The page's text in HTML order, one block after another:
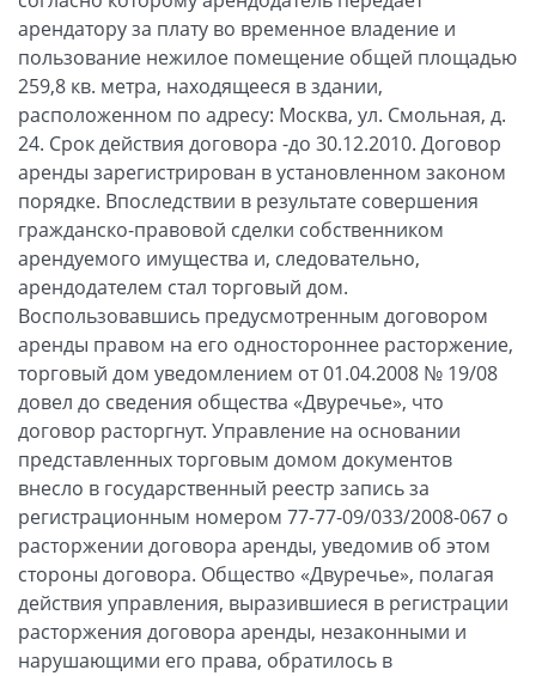
арендатору за плату во временное владение и
пользование нежилое помещение общей площадью
259,8 кв. метра, находящееся в здании,
расположенном по адресу: Москва, ул. Смольная, д.
24. Срок действия договора -до 30.12.2010. Договор
аренды зарегистрирован в установленном законом
порядке. Впоследствии в результате совершения
гражданско-правовой сделки собственником
арендуемого имущества и, следовательно,
арендодателем стал торговый дом.
Воспользовавшись предусмотренным договором
аренды правом на его одностороннее расторжение,
торговый дом уведомлением от 01.04.2008 № 19/08
довел до сведения общества «Двуречье», что
договор расторгнут. Управление на основании
представленных торговым домом документов
внесло в государственный реестр запись за
регистрационным номером 77-77-09/033/2008-067 о
расторжении договора аренды, уведомив об этом
стороны договора. Общество «Двуречье», полагая
действия управления, выразившиеся в регистрации
расторжения договора аренды, незаконными и
нарушающими его права, обратилось в